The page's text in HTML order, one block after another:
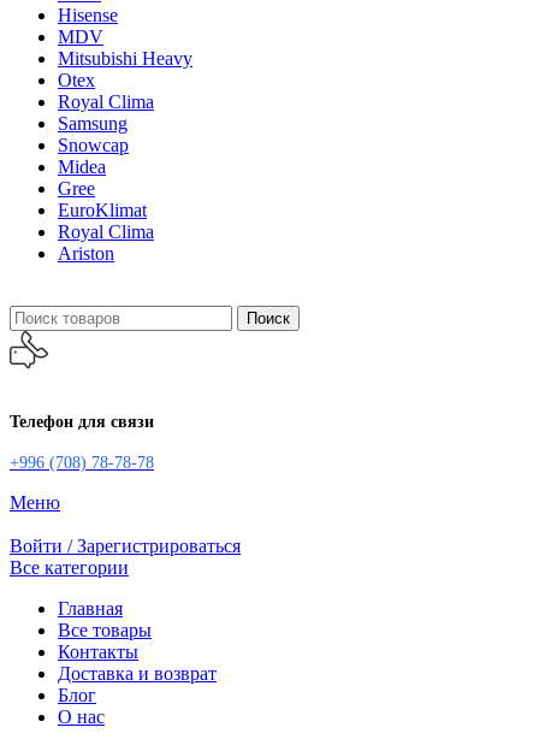
Hisense
MDV
Mitsubishi Heavy
Otex
Royal Clima
Samsung
Snowcap
Midea
Gree
EuroKlimat
Royal Clima
Ariston
Поиск
Телефон для связи
+996 (708) 78-78-78
Меню
Войти / Зарегистрироваться
Все категории
Главная
Все товары
Контакты
Доставка и возврат
Блог
О нас